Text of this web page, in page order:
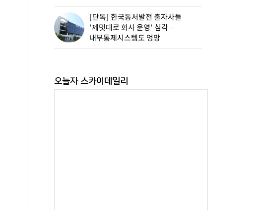
[단독] 한국동서발전 출자사들
'제멋대로 회사 운영' 심각…
내부통제시스템도 엉망
오늘자 스카이데일리